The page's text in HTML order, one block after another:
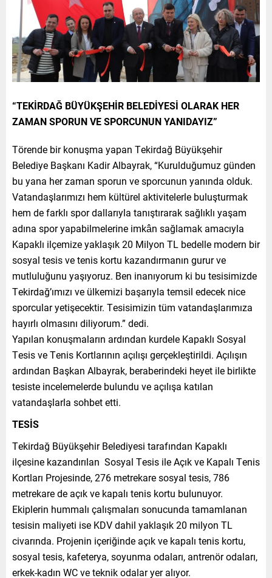
“TEKİRDAĞ BÜYÜKŞEHİR BELEDİYESİ OLARAK HER
ZAMAN SPORUN VE SPORCUNUN YANIDAYIZ”
Törende bir konuşma yapan Tekirdağ Büyükşehir
Belediye Başkanı Kadir Albayrak, “Kurulduğumuz günden
bu yana her zaman sporun ve sporcunun yanında olduk.
Vatandaşlarımızı hem kültürel aktivitelerle buluşturmak
hem de farklı spor dallarıyla tanıştırarak sağlıklı yaşam
adına spor yapabilmelerine imkân sağlamak amacıyla
Kapaklı ilçemize yaklaşık 20 Milyon TL bedelle modern bir
sosyal tesis ve tenis kortu kazandırmanın gurur ve
mutluluğunu yaşıyoruz. Ben inanıyorum ki bu tesisimizde
Tekirdağ’ımızı ve ülkemizi başarıyla temsil edecek nice
sporcular yetişecektir. Tesisimizin tüm vatandaşlarımıza
hayırlı olmasını diliyorum.” dedi.
Yapılan konuşmaların ardından kurdele Kapaklı Sosyal
Tesis ve Tenis Kortlarının açılışı gerçekleştirildi. Açılışın
ardından Başkan Albayrak, beraberindeki heyet ile birlikte
tesiste incelemelerde bulundu ve açılışa katılan
vatandaşlarla sohbet etti.
TESİS
Tekirdağ Büyükşehir Belediyesi tarafından Kapaklı
ilçesine kazandırılan Sosyal Tesis ile Açık ve Kapalı Tenis
Kortları Projesinde, 276 metrekare sosyal tesis, 786
metrekare de açık ve kapalı tenis kortu bulunuyor.
Ekiplerin hummalı çalışmaları sonucunda tamamlanan
tesisin maliyeti ise KDV dahil yaklaşık 20 milyon TL
civarında. Projenin içeriğinde açık ve kapalı tenis kortu,
sosyal tesis, kafeterya, soyunma odaları, antrenör odaları,
erkek-kadın WC ve teknik odalar yer alıyor.